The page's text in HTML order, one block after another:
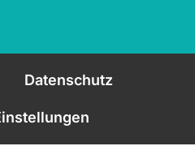
Datenschutz